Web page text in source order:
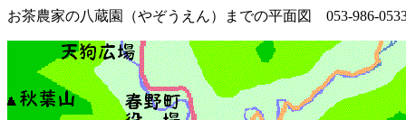
お茶農家の八蔵園（やぞうえん）までの平面図 053-986-